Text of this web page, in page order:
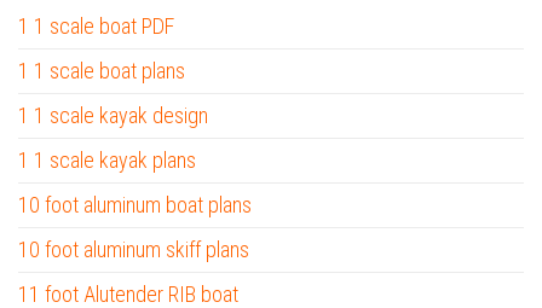
1 1 scale boat PDF
1 1 scale boat plans
1 1 scale kayak design
1 1 scale kayak plans
10 foot aluminum boat plans
10 foot aluminum skiff plans
11 foot Alutender RIB boat